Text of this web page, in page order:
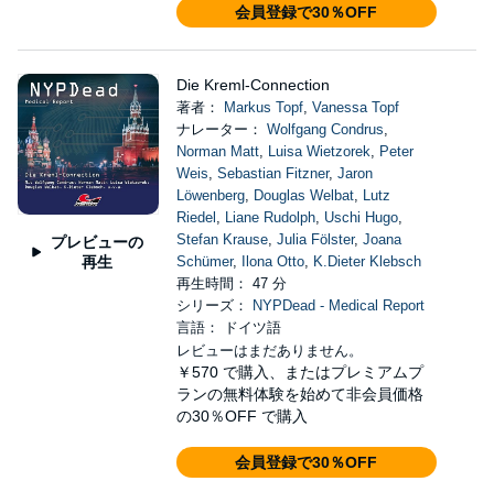
会員登録で30％OFF
プレビューの
再生
Die Kreml-Connection
著者： Markus Topf, Vanessa Topf
ナレーター： Wolfgang Condrus,
Norman Matt, Luisa Wietzorek, Peter
Weis, Sebastian Fitzner, Jaron
Löwenberg, Douglas Welbat, Lutz
Riedel , Liane Rudolph, Uschi Hugo,
Stefan Krause, Julia Fölster, Joana
Schümer, Ilona Otto, K.Dieter Klebsch
再生時間： 47 分
シリーズ：
NYPDead - Medical Report
言語： ドイツ語
レビューはまだありません。
￥570 で購入、またはプレミアムプ
ランの無料体験を始めて非会員価格
の30％OFF で購入
会員登録で30％OFF